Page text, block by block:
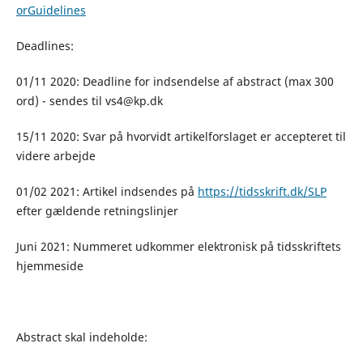
orGuidelines
Deadlines:
01/11 2020: Deadline for indsendelse af abstract (max 300
ord) - sendes til vs4@kp.dk
15/11 2020: Svar på hvorvidt artikelforslaget er accepteret til
videre arbejde
01/02 2021: Artikel indsendes på https://tidsskrift.dk/SLP
efter gældende retningslinjer
Juni 2021: Nummeret udkommer elektronisk på tidsskriftets
hjemmeside
Abstract skal indeholde: